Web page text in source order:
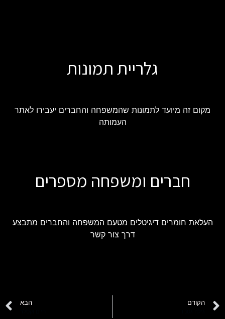
גלריית תמונות
מקום זה מיועד לתמונות שהמשפחה והחברים יעבירו לאתר
העמותה
חברים ומשפחה מספרים
העלאת חומרים דיגיטלים מטעם המשפחה והחברים מתבצע
דרך צור קשר
הקודם הבא